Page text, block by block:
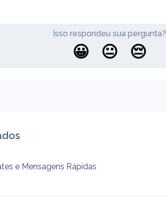
Isso respondeu sua pergunta?
😀 😐 😔
e Mensagens Rápidas